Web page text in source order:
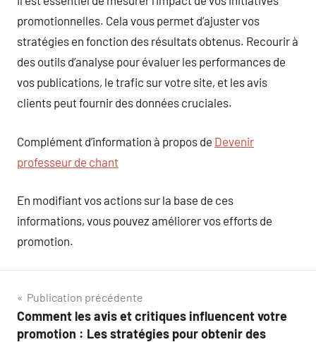
promotionnelles. Cela vous permet d’ajuster vos
stratégies en fonction des résultats obtenus. Recourir à
des outils d’analyse pour évaluer les performances de
vos publications, le trafic sur votre site, et les avis
clients peut fournir des données cruciales.
Complément d’information à propos de Devenir
professeur de chant
En modifiant vos actions sur la base de ces
informations, vous pouvez améliorer vos efforts de
promotion.
Navigation
de
Publication précédente
Comment les avis et critiques influencent votre
promotion : Les stratégies pour obtenir des